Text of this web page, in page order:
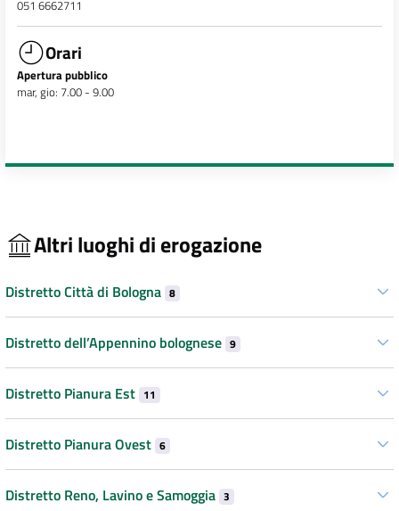
051 6662711
Orari
Apertura pubblico
mar, gio: 7.00 - 9.00
Altri luoghi di erogazione
Distretto Città di Bologna 8
Distretto dell’Appennino bolognese 9
Distretto Pianura Est 11
Distretto Pianura Ovest 6
Distretto Reno, Lavino e Samoggia 3